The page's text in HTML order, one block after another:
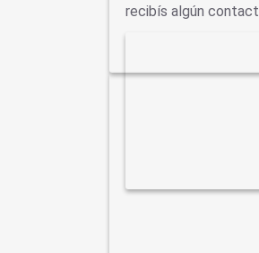
recibís algún